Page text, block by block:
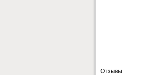
Отзывы